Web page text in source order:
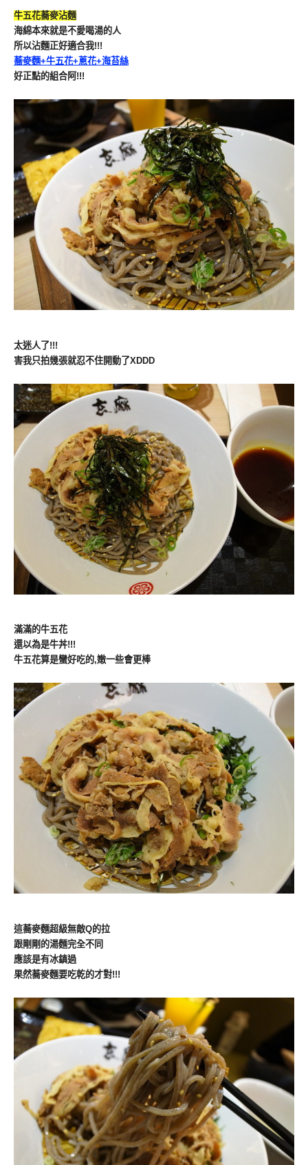
牛五花蕎麥沾麵
海綿本來就是不愛喝湯的人
所以沾麵正好適合我!!!
蕎麥麵+牛五花+蔥花+海苔絲
好正點的組合阿!!!
太迷人了!!!
害我只拍幾張就忍不住開動了XDDD
滿滿的牛五花
還以為是牛丼!!!
牛五花算是蠻好吃的,嫩一些會更棒
這蕎麥麵超級無敵Q的拉
跟剛剛的湯麵完全不同
應該是有冰鎮過
果然蕎麥麵要吃乾的才對!!!